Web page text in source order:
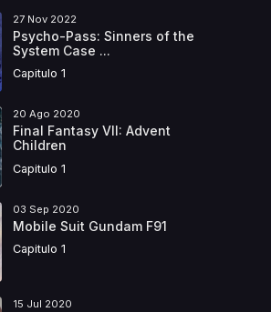
27 Nov 2022
Psycho-Pass: Sinners of the
System Case ...
Capitulo 1
20 Ago 2020
Final Fantasy VII: Advent
Children
Capitulo 1
03 Sep 2020
Mobile Suit Gundam F91
Capitulo 1
15 Jul 2020